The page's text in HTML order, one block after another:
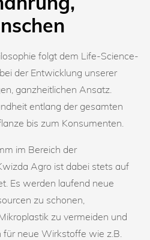
folgt dem Life-Science-
der Entwicklung unserer
ganzheitlichen Ansatz.
entlang der gesamten
bis zum Konsumenten.
im Bereich der
Agro ist dabei stets auf
Es werden laufend neue
zu schonen,
zu vermeiden und
für neue Wirkstoffe wie z.B.